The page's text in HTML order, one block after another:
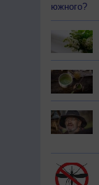
южного?